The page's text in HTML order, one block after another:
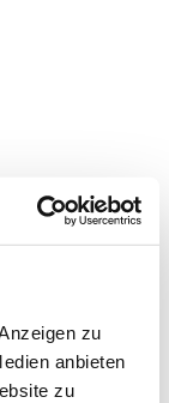
zu
anbieten
zu